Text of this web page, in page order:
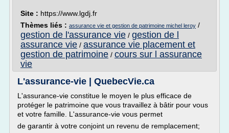
Site : https://www.lgdj.fr
Thèmes liés : assurance vie et gestion de patrimoine michel leroy /
gestion de l'assurance vie / gestion de l
assurance vie / assurance vie placement et
gestion de patrimoine / cours sur l assurance
vie
L'assurance-vie | QuebecVie.ca
L'assurance-vie constitue le moyen le plus efficace de
protéger le patrimoine que vous travaillez à bâtir pour vous
et votre famille. L'assurance-vie vous permet
de garantir à votre conjoint un revenu de remplacement;